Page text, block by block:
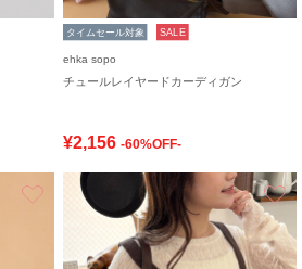
タイムセール対象 SALE
ehka sopo
チュールレイヤードカーディガン
¥2,156 -60%OFF-
お気に入り